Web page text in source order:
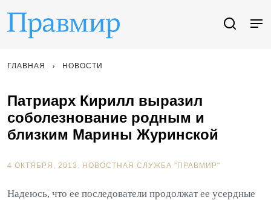
ГЛАВНАЯ НОВОСТИ
Патриарх Кирилл выразил
соболезнование родным и
близким Марины Журинской
4 ОКТЯБРЯ, 2013. НОВОСТНАЯ СЛУЖБА "ПРАВМИР"
Надеюсь, что ее последователи продолжат ее усердные